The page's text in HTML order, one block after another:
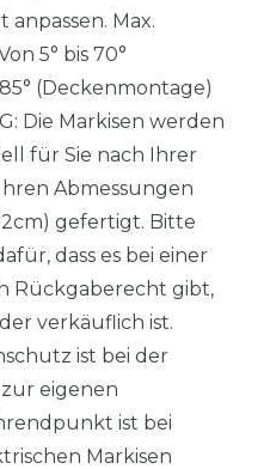
anpassen. Max.
5° bis 70°
(Deckenmontage)
Die Markisen werden
für Sie nach Ihrer
Abmessungen
gefertigt. Bitte
dass es bei einer
Rückgaberecht gibt,
verkäuflich ist.
ist bei der
eigenen
ist bei
Markisen